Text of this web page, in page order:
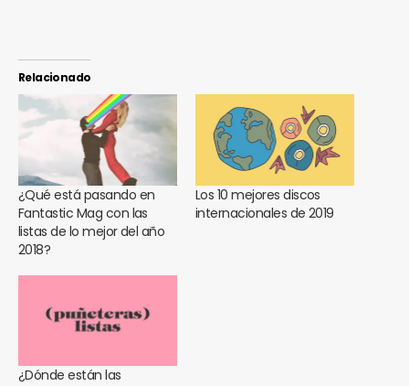
Relacionado
¿Qué está pasando en
Fantastic Mag con las
listas de lo mejor del año
2018?
Los 10 mejores discos
internacionales de 2019
¿Dónde están las